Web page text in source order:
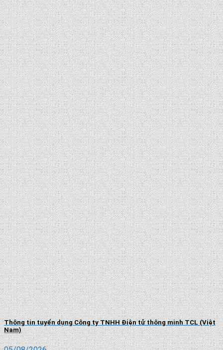
Thông tin tuyển dụng Công ty TNHH Điện tử thông minh TCL (Việt
Nam)